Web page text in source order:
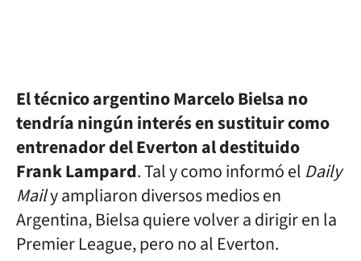
El técnico argentino Marcelo Bielsa no
tendría ningún interés en sustituir como
entrenador del Everton al destituido
Frank Lampard. Tal y como informó el Daily
Maily ampliaron diversos medios en
Argentina, Bielsa quiere volver a dirigir en la
Premier League, pero no al Everton.